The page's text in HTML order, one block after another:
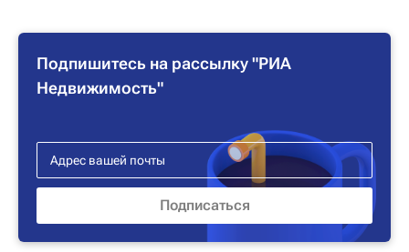
Подпишитесь на рассылку "РИА
Недвижимость"